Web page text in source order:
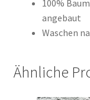
100%
angebaut
Waschen
Ähnliche